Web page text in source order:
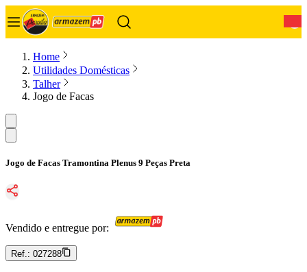
Home
Utilidades Domésticas
Talher
Jogo de Facas
Jogo de Facas Tramontina Plenus 9 Peças Preta
Vendido e entregue por:
Ref.: 027288